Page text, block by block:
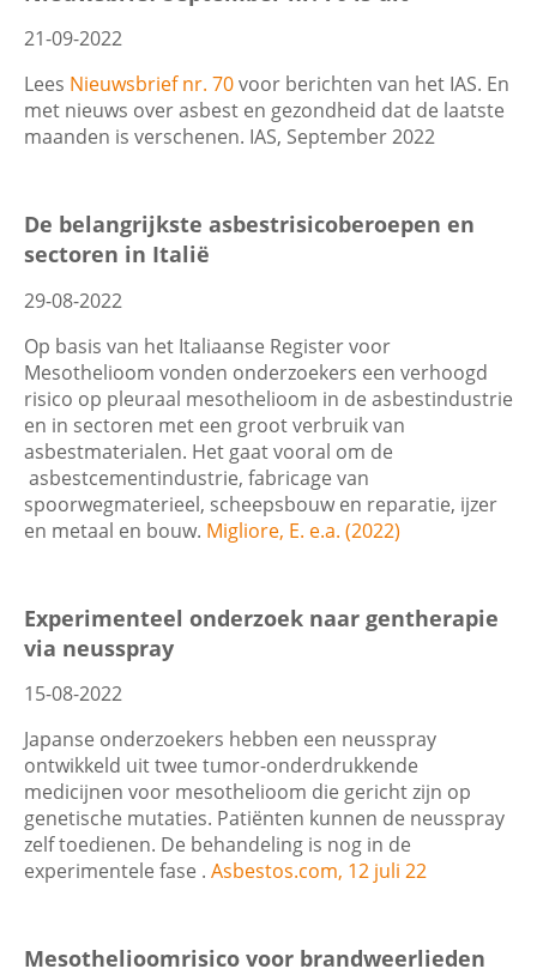
21-09-2022
Lees Nieuwsbrief nr. 70voor berichten van het IAS. En
met nieuws over asbest en gezondheid dat de laatste
maanden is verschenen. IAS, September 2022
De belangrijkste asbestrisicoberoepen en
sectoren in Italië
29-08-2022
Op basis van het Italiaanse Register voor
Mesothelioom vonden onderzoekers een verhoogd
risico op pleuraal mesothelioom in de asbestindustrie
en in sectoren met een groot verbruik van
asbestmaterialen. Het gaat vooral om de
asbestcementindustrie, fabricage van
spoorwegmaterieel, scheepsbouw en reparatie, ijzer
en metaal en bouw. Migliore, E. e.a. (2022)
Experimenteel onderzoek naar gentherapie
via neusspray
15-08-2022
Japanse onderzoekers hebben een neusspray
ontwikkeld uit twee tumor-onderdrukkende
medicijnen voor mesothelioom die gericht zijn op
genetische mutaties. Patiënten kunnen de neusspray
zelf toedienen. De behandeling is nog in de
experimentele fase . Asbestos.com, 12 juli 22
Mesothelioomrisico voor brandweerlieden